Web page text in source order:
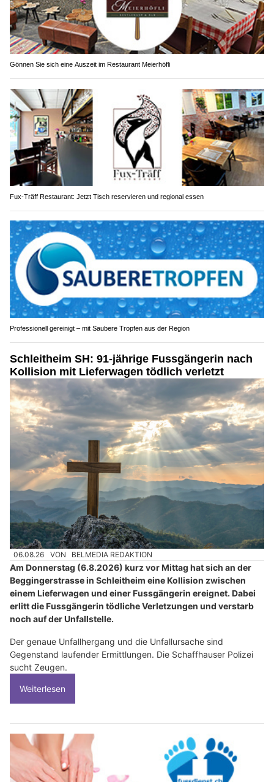
Gönnen Sie sich eine Auszeit im Restaurant Meierhöfli
Fux-Träff Restaurant: Jetzt Tisch reservieren und regional essen
Professionell gereinigt – mit Saubere Tropfen aus der Region
Schleitheim SH: 91-jährige Fussgängerin nach
Kollision mit Lieferwagen tödlich verletzt
06.08.26 VON BELMEDIA REDAKTION
Am Donnerstag (6.8.2026) kurz vor Mittag hat sich an der
Beggingerstrasse in Schleitheim eine Kollision zwischen
einem Lieferwagen und einer Fussgängerin ereignet. Dabei
erlitt die Fussgängerin tödliche Verletzungen und verstarb
noch auf der Unfallstelle.
Der genaue Unfallhergang und die Unfallursache sind
Gegenstand laufender Ermittlungen. Die Schaffhauser Polizei
sucht Zeugen.
Weiterlesen